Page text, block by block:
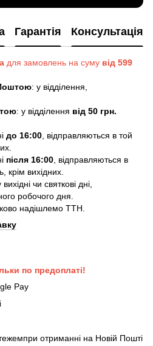
Гарантія Консультація
для замовлень на суму від 599
: у відділення,
: у відділення від 50 грн.
до 16:00 , відправляються в той
після 16:00 , відправляються в
крім вихідних.
чи святкові дні,
робочого дня.
надішлемо ТТН.
по предоплаті!
Pay
отриманні на Новій Пошті